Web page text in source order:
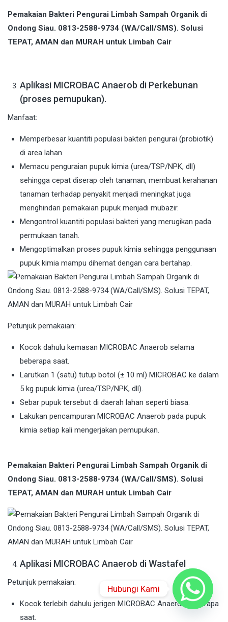
Pemakaian Bakteri Pengurai Limbah Sampah Organik di
Ondong Siau. 0813-2588-9734 (WA/Call/SMS). Solusi
TEPAT, AMAN dan MURAH untuk Limbah Cair
Aplikasi MICROBAC Anaerob di Perkebunan
(proses pemupukan).
Manfaat:
Memperbesar kuantiti populasi bakteri pengurai (probiotik)
di area lahan.
Memacu penguraian pupuk kimia (urea/TSP/NPK, dll)
sehingga cepat diserap oleh tanaman, membuat kerahanan
tanaman terhadap penyakit menjadi meningkat juga
menghindari pemakaian pupuk menjadi mubazir.
Mengontrol kuantiti populasi bakteri yang merugikan pada
permukaan tanah.
Mengoptimalkan proses pupuk kimia sehingga penggunaan
pupuk kimia mampu dihemat dengan cara bertahap.
Petunjuk pemakaian:
Kocok dahulu kemasan MICROBAC Anaerob selama
beberapa saat.
Larutkan 1 (satu) tutup botol (± 10 ml) MICROBAC ke dalam
5 kg pupuk kimia (urea/TSP/NPK, dll).
Sebar pupuk tersebut di daerah lahan seperti biasa.
Lakukan pencampuran MICROBAC Anaerob pada pupuk
kimia setiap kali mengerjakan pemupukan.
Pemakaian Bakteri Pengurai Limbah Sampah Organik di
Ondong Siau. 0813-2588-9734 (WA/Call/SMS). Solusi
TEPAT, AMAN dan MURAH untuk Limbah Cair
Aplikasi MICROBAC Anaerob di Wastafel
Petunjuk pemakaian:
Kocok terlebih dahulu jerigen MICROBAC Anaerob beberapa
saat.
Hubungi Kami